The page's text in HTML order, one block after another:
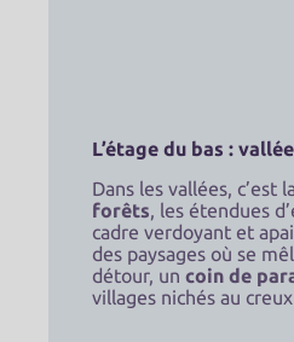
L’étage du bas :
Dans les vallées, c’est
forêts, les étendues
cadre verdoyant et
des paysages où se
détour, un coin de
villages nichés au